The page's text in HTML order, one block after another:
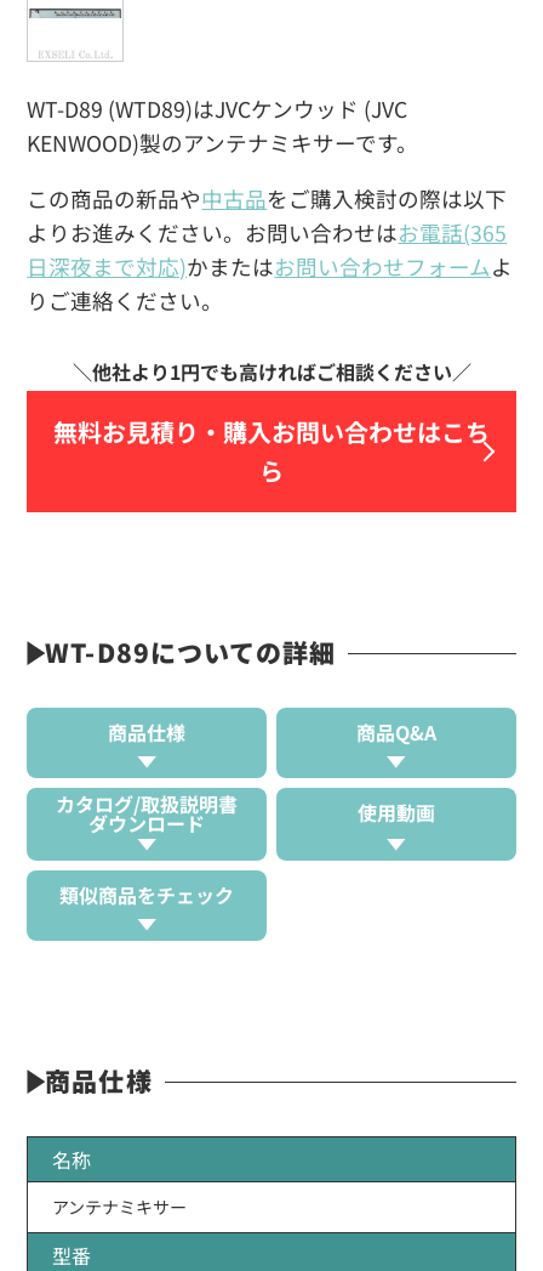
WT-D89 (WTD89)はJVCケンウッド (JVC
KENWOOD)製のアンテナミキサーです。
この商品の新品や中古品をご購入検討の際は以下
よりお進みください。お問い合わせはお電話(365
日深夜まで対応)かまたはお問い合わせフォームよ
りご連絡ください。
無料お見積り・ 購入お問い合わせはこち
ら
WT-D89についての詳細
商品仕様 商品Q&A
カタログ/取扱説明書
ダウンロード 使用動画
類似商品をチェック
商品仕様
名称
アンテナミキサー
型番